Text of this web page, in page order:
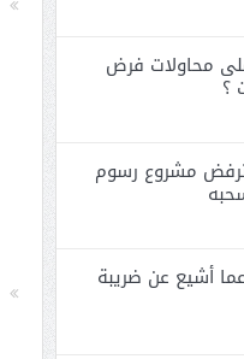
محاولات فرض
؟
ترفض مشروع رسوم
أشيع عن ضريبة